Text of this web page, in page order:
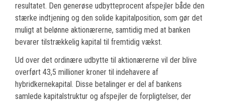
resultatet. Den generøse udbytteprocent afspejler både den
stærke indtjening og den solide kapitalposition, som gør det
muligt at belønne aktionærerne, samtidig med at banken
bevarer tilstrækkelig kapital til fremtidig vækst.
Ud over det ordinære udbytte til aktionærerne vil der blive
overført 43,5 millioner kroner til indehavere af
hybridkernekapital. Disse betalinger er del af bankens
samlede kapitalstruktur og afspejler de forpligtelser, der